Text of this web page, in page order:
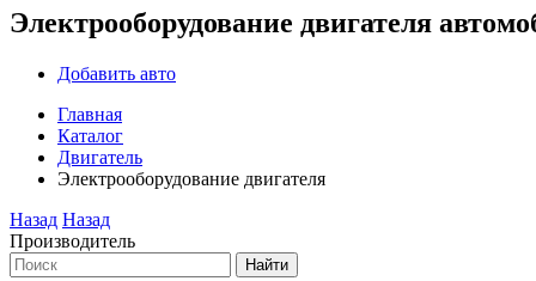
Электрооборудование двигателя
Добавить авто
Главная
Каталог
Двигатель
Электрооборудование двигателя
Назад Назад
Производитель
Найти